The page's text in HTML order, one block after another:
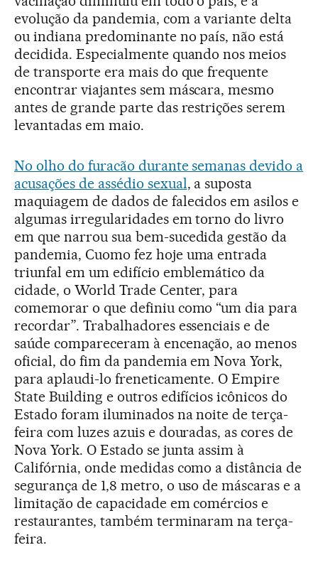
evolução da pandemia, com a variante delta
ou indiana predominante no país, não está
decidida. Especialmente quando nos meios
de transporte era mais do que frequente
encontrar viajantes sem máscara, mesmo
antes de grande parte das restrições serem
levantadas em maio.
No olho do furacão durante semanas devido a
acusações de assédio sexual, a suposta
maquiagem de dados de falecidos em asilos e
algumas irregularidades em torno do livro
em que narrou sua bem-sucedida gestão da
pandemia, Cuomo fez hoje uma entrada
triunfal em um edifício emblemático da
cidade, o World Trade Center, para
comemorar o que definiu como “um dia para
recordar”. Trabalhadores essenciais e de
saúde compareceram à encenação, ao menos
oficial, do fim da pandemia em Nova York,
para aplaudi-lo freneticamente. O Empire
State Building e outros edifícios icônicos do
Estado foram iluminados na noite de terça-
feira com luzes azuis e douradas, as cores de
Nova York. O Estado se junta assim à
Califórnia, onde medidas como a distância de
segurança de 1,8 metro, o uso de máscaras e a
limitação de capacidade em comércios e
restaurantes, também terminaram na terça-
feira.